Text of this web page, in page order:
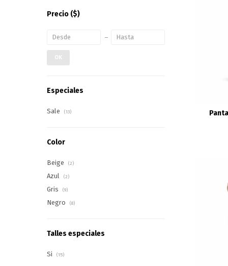
Precio ($)
OK
Especiales
Sale (13)
Color
Beige (2)
Azul (2)
Gris (9)
Negro (8)
Talles especiales
Si (15)